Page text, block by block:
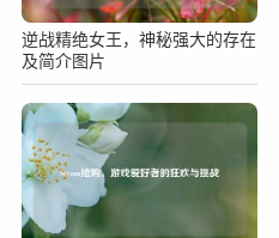
逆战精绝女王，神秘强大的存在
及简介图片